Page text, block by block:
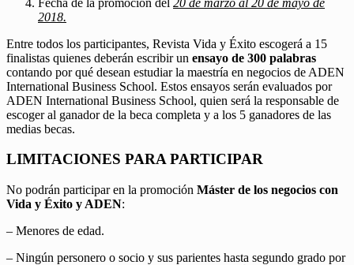
2018.
Entre todos los participantes, Revista Vida y Éxito escogerá a 15
finalistas quienes deberán escribir un ensayo de 300 palabras
contando por qué desean estudiar la maestría en negocios de ADEN
International Business School. Estos ensayos serán evaluados por
ADEN International Business School, quien será la responsable de
escoger al ganador de la beca completa y a los 5 ganadores de las
medias becas.
LIMITACIONES PARA PARTICIPAR
No podrán participar en la promoción Máster de los negocios con
Vida y Éxito y ADEN:
– Menores de edad.
– Ningún personero o socio y sus parientes hasta segundo grado por